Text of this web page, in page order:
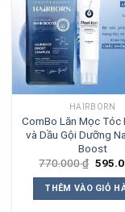
HAIRBORN
ComBo Lăn Mọc Tóc
và Dầu Gội Dưỡng
Boost
770.000₫ Giá
là:
THÊM VÀO GIỎ